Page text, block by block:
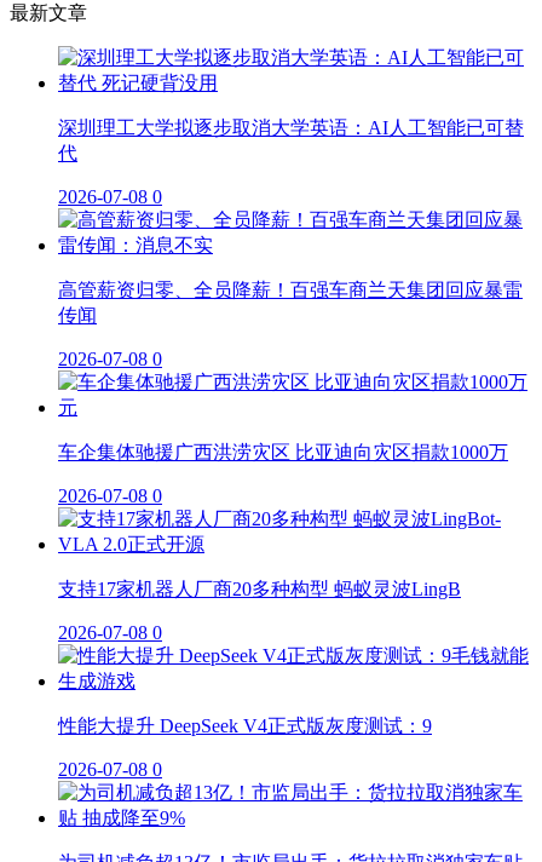
最新文章
深圳理工大学拟逐步取消大学英语：AI人工智能已可替
代
2026-07-08 0
高管薪资归零、全员降薪！百强车商兰天集团回应暴雷
传闻
2026-07-08 0
车企集体驰援广西洪涝灾区 比亚迪向灾区捐款1000万
2026-07-08 0
支持17家机器人厂商20多种构型 蚂蚁灵波LingB
2026-07-08 0
性能大提升 DeepSeek V4正式版灰度测试：9
2026-07-08 0